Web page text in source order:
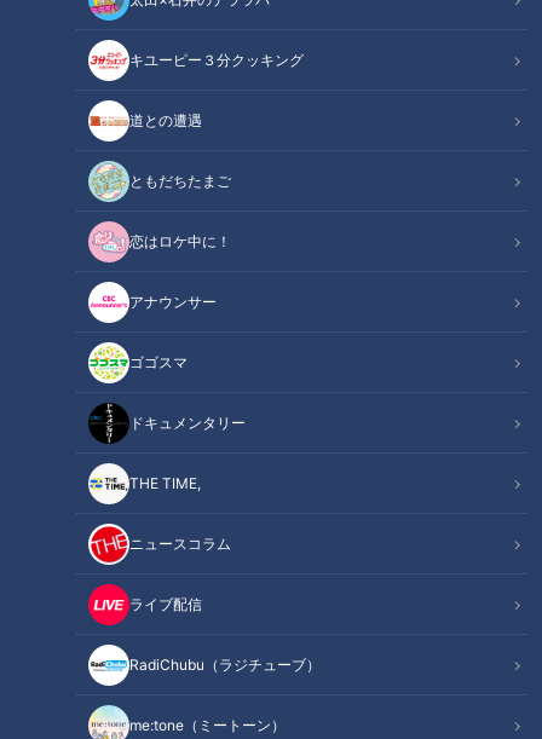
キユーピー３分クッキング
道との遭遇
ともだちたまご
恋はロケ中に！
アナウンサー
ゴゴスマ
ドキュメンタリー
THE TIME,
ニュースコラム
ライブ配信
RadiChubu（ラジチューブ）
me:tone（ミートーン）
「サンデードラゴンズ」より大島洋平選手(C)CBCテレビ
中日ドラゴンズ
サンドラコラム
【サンドラを観られなかった全国のドラ友と共有したい番組の
ＣＢＣテレビ「サンデードラゴンズ」（毎週日曜日１２時５４
分から東海エリアで生放送）をみたコラム
このコラム（？）は「サンドラ」を観られなかった全国のドラ
友に話したい！ との思いから番組の内容を綴る、竜党のみな
さんに向けた、竜党による、竜党のためのコラム（？）であ
８月２７日の放送回で共有したいトピックスは、プロ野球史上
５５人目となる２０００安打の偉業を達成した大島洋平選手の
スペシャル企画。快挙達成直後の大島選手にサンドラが用意し
たチョット変わった９つの質問で“竜の安打製造機”の秘密に迫
本題に入る前に“大島情報”を。大島選手が積み上げた２０００